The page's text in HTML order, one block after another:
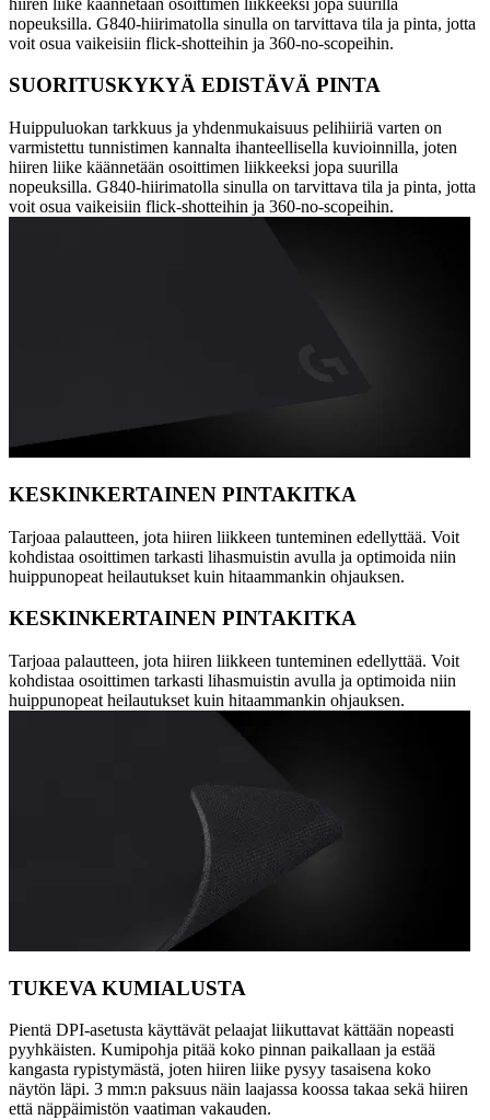
nopeuksilla. G840-hiirimatolla sinulla on tarvittava tila ja pinta, jotta
voit osua vaikeisiin flick-shotteihin ja 360-no-scopeihin.
SUORITUSKYKYÄ EDISTÄVÄ PINTA
Huippuluokan tarkkuus ja yhdenmukaisuus pelihiiriä varten on
varmistettu tunnistimen kannalta ihanteellisella kuvioinnilla, joten
hiiren liike käännetään osoittimen liikkeeksi jopa suurilla
nopeuksilla. G840-hiirimatolla sinulla on tarvittava tila ja pinta, jotta
voit osua vaikeisiin flick-shotteihin ja 360-no-scopeihin.
KESKINKERTAINEN PINTAKITKA
Tarjoaa palautteen, jota hiiren liikkeen tunteminen edellyttää. Voit
kohdistaa osoittimen tarkasti lihasmuistin avulla ja optimoida niin
huippunopeat heilautukset kuin hitaammankin ohjauksen.
KESKINKERTAINEN PINTAKITKA
Tarjoaa palautteen, jota hiiren liikkeen tunteminen edellyttää. Voit
kohdistaa osoittimen tarkasti lihasmuistin avulla ja optimoida niin
huippunopeat heilautukset kuin hitaammankin ohjauksen.
TUKEVA KUMIALUSTA
Pientä DPI-asetusta käyttävät pelaajat liikuttavat kättään nopeasti
pyyhkäisten. Kumipohja pitää koko pinnan paikallaan ja estää
kangasta rypistymästä, joten hiiren liike pysyy tasaisena koko
näytön läpi. 3 mm:n paksuus näin laajassa koossa takaa sekä hiiren
että näppäimistön vaatiman vakauden.